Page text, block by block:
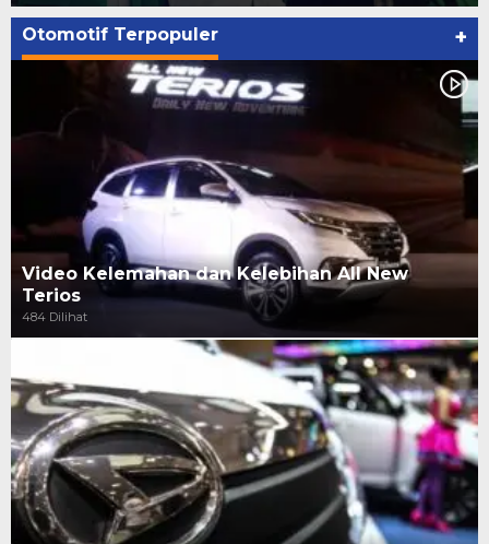
Otomotif Terpopuler +
Video Kelemahan dan Kelebihan All New
Terios
484 Dilihat